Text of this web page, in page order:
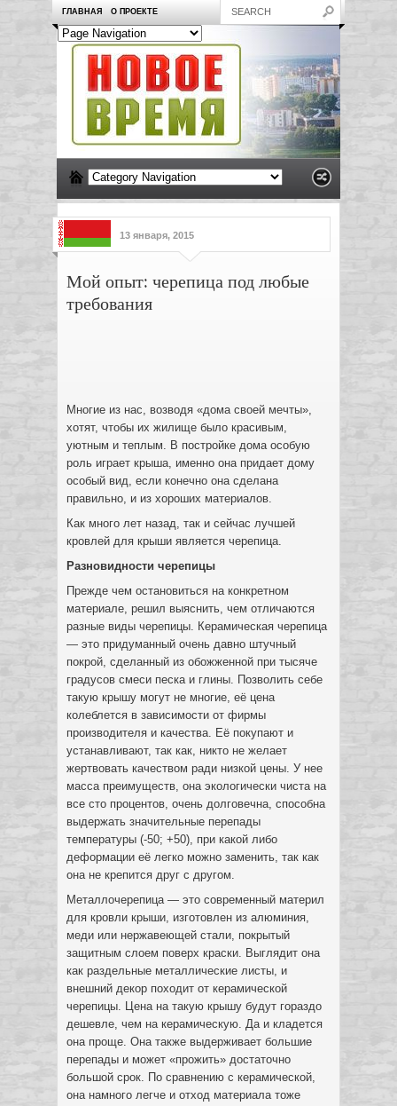
ГЛАВНАЯ О ПРОЕКТЕ
13 января, 2015
Мой опыт: черепица под любые
требования
Многие из нас, возводя «дома своей мечты»,
хотят, чтобы их жилище было красивым,
уютным и теплым. В постройке дома особую
роль играет крыша, именно она придает дому
особый вид, если конечно она сделана
правильно, и из хороших материалов.
Как много лет назад, так и сейчас лучшей
кровлей для крыши является черепица.
Разновидности черепицы
Прежде чем остановиться на конкретном
материале, решил выяснить, чем отличаются
разные виды черепицы. Керамическая черепица
— это придуманный очень давно штучный
покрой, сделанный из обожженной при тысяче
градусов смеси песка и глины. Позволить себе
такую крышу могут не многие, её цена
колеблется в зависимости от фирмы
производителя и качества. Её покупают и
устанавливают, так как, никто не желает
жертвовать качеством ради низкой цены. У нее
масса преимуществ, она экологически чиста на
все сто процентов, очень долговечна, способна
выдержать значительные перепады
температуры (-50; +50), при какой либо
деформации её легко можно заменить, так как
она не крепится друг с другом.
Металлочерепица — это современный материл
для кровли крыши, изготовлен из алюминия,
меди или нержавеющей стали, покрытый
защитным слоем поверх краски. Выглядит она
как раздельные металлические листы, и
внешний декор походит от керамической
черепицы. Цена на такую крышу будут гораздо
дешевле, чем на керамическую. Да и кладется
она проще. Она также выдерживает большие
перепады и может «прожить» достаточно
большой срок. По сравнению с керамической,
она намного легче и отход материала тоже